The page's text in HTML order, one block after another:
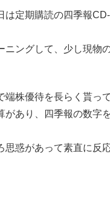
は定期購読の四季報
ニングして、少し現物
端株優待を長らく貰っ
があり、四季報の数字
思惑があって素直に反